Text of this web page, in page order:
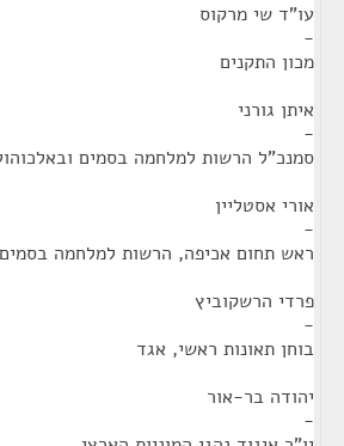
עו"ד שי מרקוס
-
מכון התקנים
איתן גורני
-
סמנכ"ל הרשות למלחמה בסמים
אורי אסטליין
-
ראש תחום אכיפה, הרשות למלחמה בסמים
פרדי הרשקוביץ
-
בוחן תאונות ראשי, אגד
יהודה בר-אור
-